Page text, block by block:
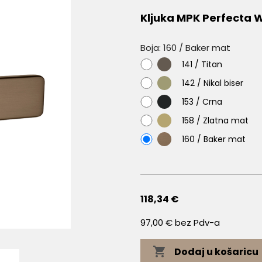
Kljuka MPK Perfecta
Boja: 160 / Baker mat
141
/
Titan
141 / Titan
142
/
Nikal
biser
142 / Nikal biser
153
/
Crna
153 / Crna
158
/
Zlatna
158 / Zlatna mat
160
mat
160 / Baker mat
118,34 €
97,00 € bez Pdv-a
 Dodaj u košaricu